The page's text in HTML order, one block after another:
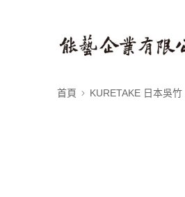
首頁 KURETAKE 日本吳竹